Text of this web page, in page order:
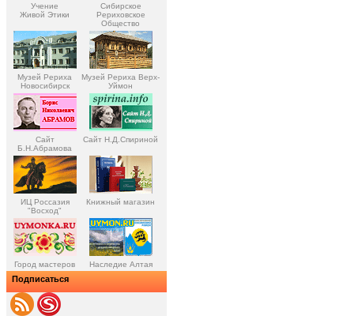
Учение
Живой Этики
Сибирское
Рериховское
Общество
Музей Рериха
Новосибирск
Музей Рериха Верх-
Уймон
Сайт
Б.Н.Абрамова
Сайт Н.Д.Спириной
ИЦ Россазия
"Восход"
Книжный магазин
Город мастеров Наследие Алтая
Подписаться